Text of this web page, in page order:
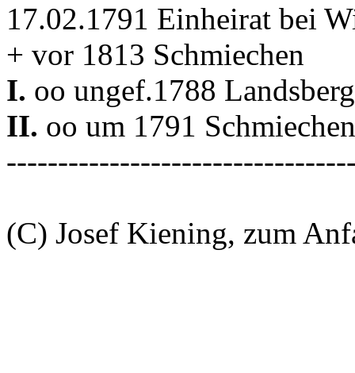
17.02.1791 Einheirat bei
+ vor 1813 Schmiechen
I. oo ungef.1788 Landsberg
II. oo um 1791 Schmiechen
(C) Josef Kiening, zum